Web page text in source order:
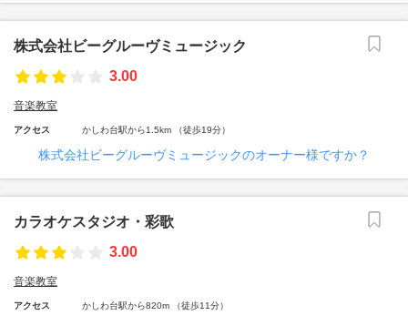
株式会社ビーグルーヴミュージック
3.00
音楽教室
アクセス かしわ台駅から1.5km （徒歩19分）
株式会社ビーグルーヴミュージックのオーナー様ですか？
カラオケスタジオ・彩歌
3.00
音楽教室
アクセス かしわ台駅から820m （徒歩11分）